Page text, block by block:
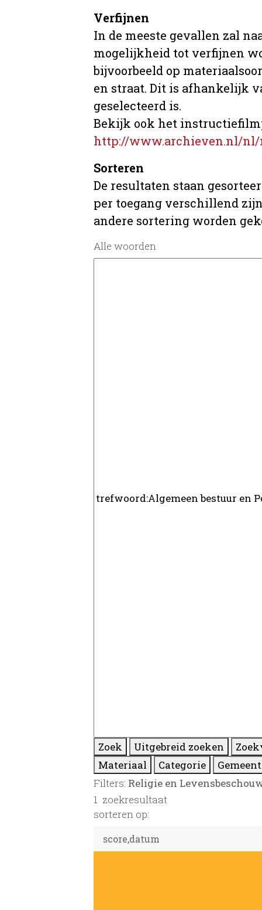
Verfijnen
In de meeste gevallen zal
mogelijkheid tot verfijnen
bijvoorbeeld op
en straat. Dit is afhankelijk
geselecteerd is.
Bekijk ook het
http://www.archieven.nl/nl/
Sorteren
De resultaten staan
per toegang verschillend
andere sortering worden
Alle woorden
Zoek Uitgebreid zoeken
Materiaal
Categorie
Filters: Religie en
1 zoekresultaat
sorteren op: